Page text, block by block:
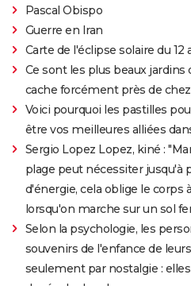
Pascal Obispo
Guerre en Iran
Carte de l'éclipse solaire du 12
Ce sont les plus beaux jardins
cache forcément près de
Voici pourquoi les pastilles
être vos meilleures alliées
Sergio Lopez Lopez, kiné :
plage peut nécessiter jusqu'à
d'énergie, cela oblige le corps
lorsqu'on marche sur un sol
Selon la psychologie, les
souvenirs de l'enfance de
seulement par nostalgie :